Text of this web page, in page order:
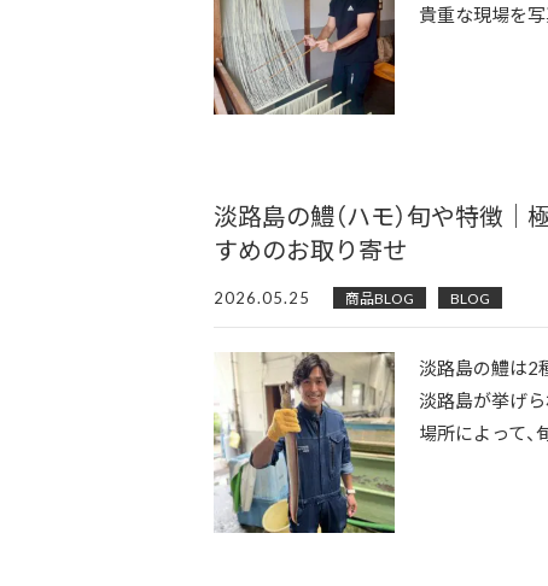
貴重な現場を
淡路島の鱧（ハモ）旬や特徴｜
すめのお取り寄せ
2026.05.25 商品BLOG BLOG
淡路島の鱧は2
淡路島が挙げ
場所によって